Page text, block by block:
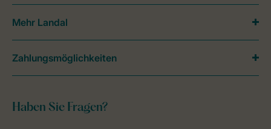
Haben Sie Fragen?
Mehr Landal
Zahlungsmöglichkeiten